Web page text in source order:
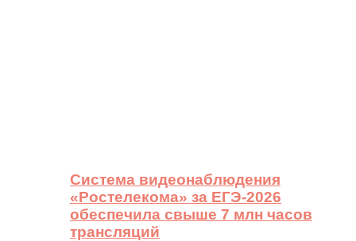
Система видеонаблюдения
«Ростелекома» за ЕГЭ-2026
обеспечила свыше 7 млн часов
трансляций